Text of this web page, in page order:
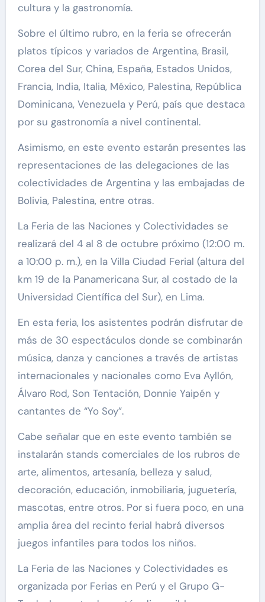
cultura y la gastronomía.
Sobre el último rubro, en la feria se ofrecerán
platos típicos y variados de Argentina, Brasil,
Corea del Sur, China, España, Estados Unidos,
Francia, India, Italia, México, Palestina, República
Dominicana, Venezuela y Perú, país que destaca
por su gastronomía a nivel continental.
Asimismo, en este evento estarán presentes las
representaciones de las delegaciones de las
colectividades de Argentina y las embajadas de
Bolivia, Palestina, entre otras.
La Feria de las Naciones y Colectividades se
realizará del 4 al 8 de octubre próximo (12:00 m.
a 10:00 p. m.), en la Villa Ciudad Ferial (altura del
km 19 de la Panamericana Sur, al costado de la
Universidad Científica del Sur), en Lima.
En esta feria, los asistentes podrán disfrutar de
más de 30 espectáculos donde se combinarán
música, danza y canciones a través de artistas
internacionales y nacionales como Eva Ayllón,
Álvaro Rod, Son Tentación, Donnie Yaipén y
cantantes de “Yo Soy”.
Cabe señalar que en este evento también se
instalarán stands comerciales de los rubros de
arte, alimentos, artesanía, belleza y salud,
decoración, educación, inmobiliaria, juguetería,
mascotas, entre otros. Por si fuera poco, en una
amplia área del recinto ferial habrá diversos
juegos infantiles para todos los niños.
La Feria de las Naciones y Colectividades es
organizada por Ferias en Perú y el Grupo G-